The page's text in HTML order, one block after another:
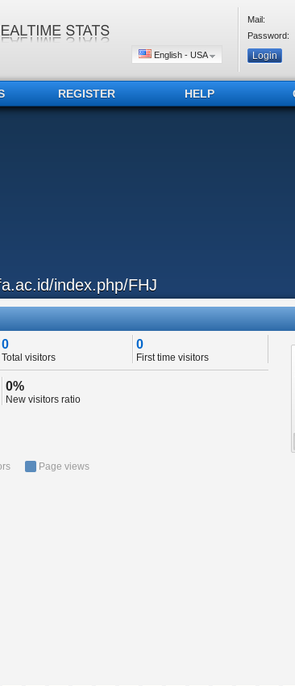
English - USA
Mail:
Password:
REGISTER HELP
index.php/FHJ
0
Total visitors
0
First time visitors
0%
New visitors ratio
Page views